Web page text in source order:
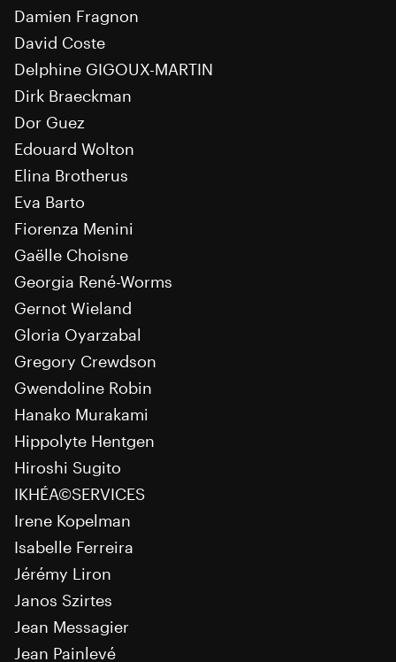
Damien Fragnon
David Coste
Delphine GIGOUX-MARTIN
Dirk Braeckman
Dor Guez
Edouard Wolton
Elina Brotherus
Eva Barto
Fiorenza Menini
Gaëlle Choisne
Georgia René-Worms
Gernot Wieland
Gloria Oyarzabal
Gregory Crewdson
Gwendoline Robin
Hanako Murakami
Hippolyte Hentgen
Hiroshi Sugito
IKHÉA©SERVICES
Irene Kopelman
Isabelle Ferreira
Jérémy Liron
Janos Szirtes
Jean Messagier
Jean Painlevé